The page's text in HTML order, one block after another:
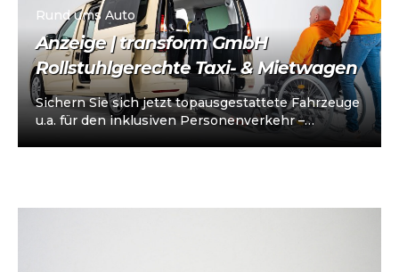
Rund ums Auto
Anzeige | transform GmbH
Rollstuhlgerechte Taxi- & Mietwagen
Sichern Sie sich jetzt topausgestattete Fahrzeuge
u.a. für den inklusiven Personenverkehr –